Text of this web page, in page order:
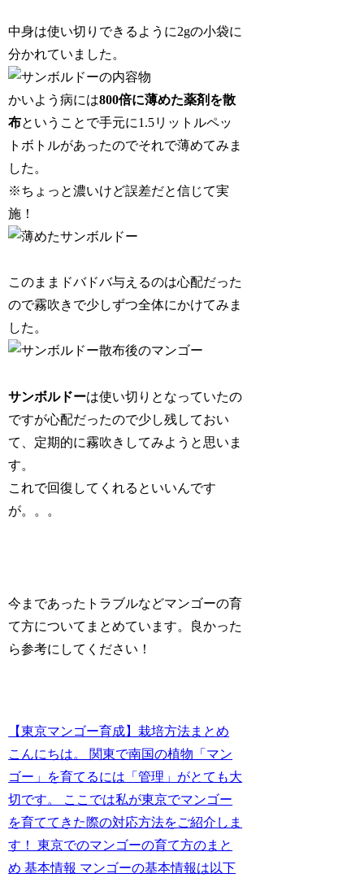
中身は使い切りできるように2gの小袋に
分かれていました。
かいよう病には800倍に薄めた薬剤を散
布ということで手元に1.5リットルペッ
トボトルがあったのでそれで薄めてみま
した。
※ちょっと濃いけど誤差だと信じて実
施！
このままドバドバ与えるのは心配だった
ので霧吹きで少しずつ全体にかけてみま
した。
サンボルドーは使い切りとなっていたの
ですが心配だったので少し残しておい
て、定期的に霧吹きしてみようと思いま
す。
これで回復してくれるといいんです
が。。。
今まであったトラブルなどマンゴーの育
て方についてまとめています。良かった
ら参考にしてください！
【東京マンゴー育成】栽培方法まとめ
こんにちは。 関東で南国の植物「マン
ゴー」を育てるには「管理」がとても大
切です。 ここでは私が東京でマンゴー
を育ててきた際の対応方法をご紹介しま
す！ 東京でのマンゴーの育て方のまと
め 基本情報 マンゴーの基本情報は以下